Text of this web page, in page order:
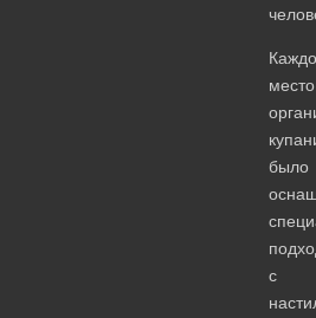
место
было
с